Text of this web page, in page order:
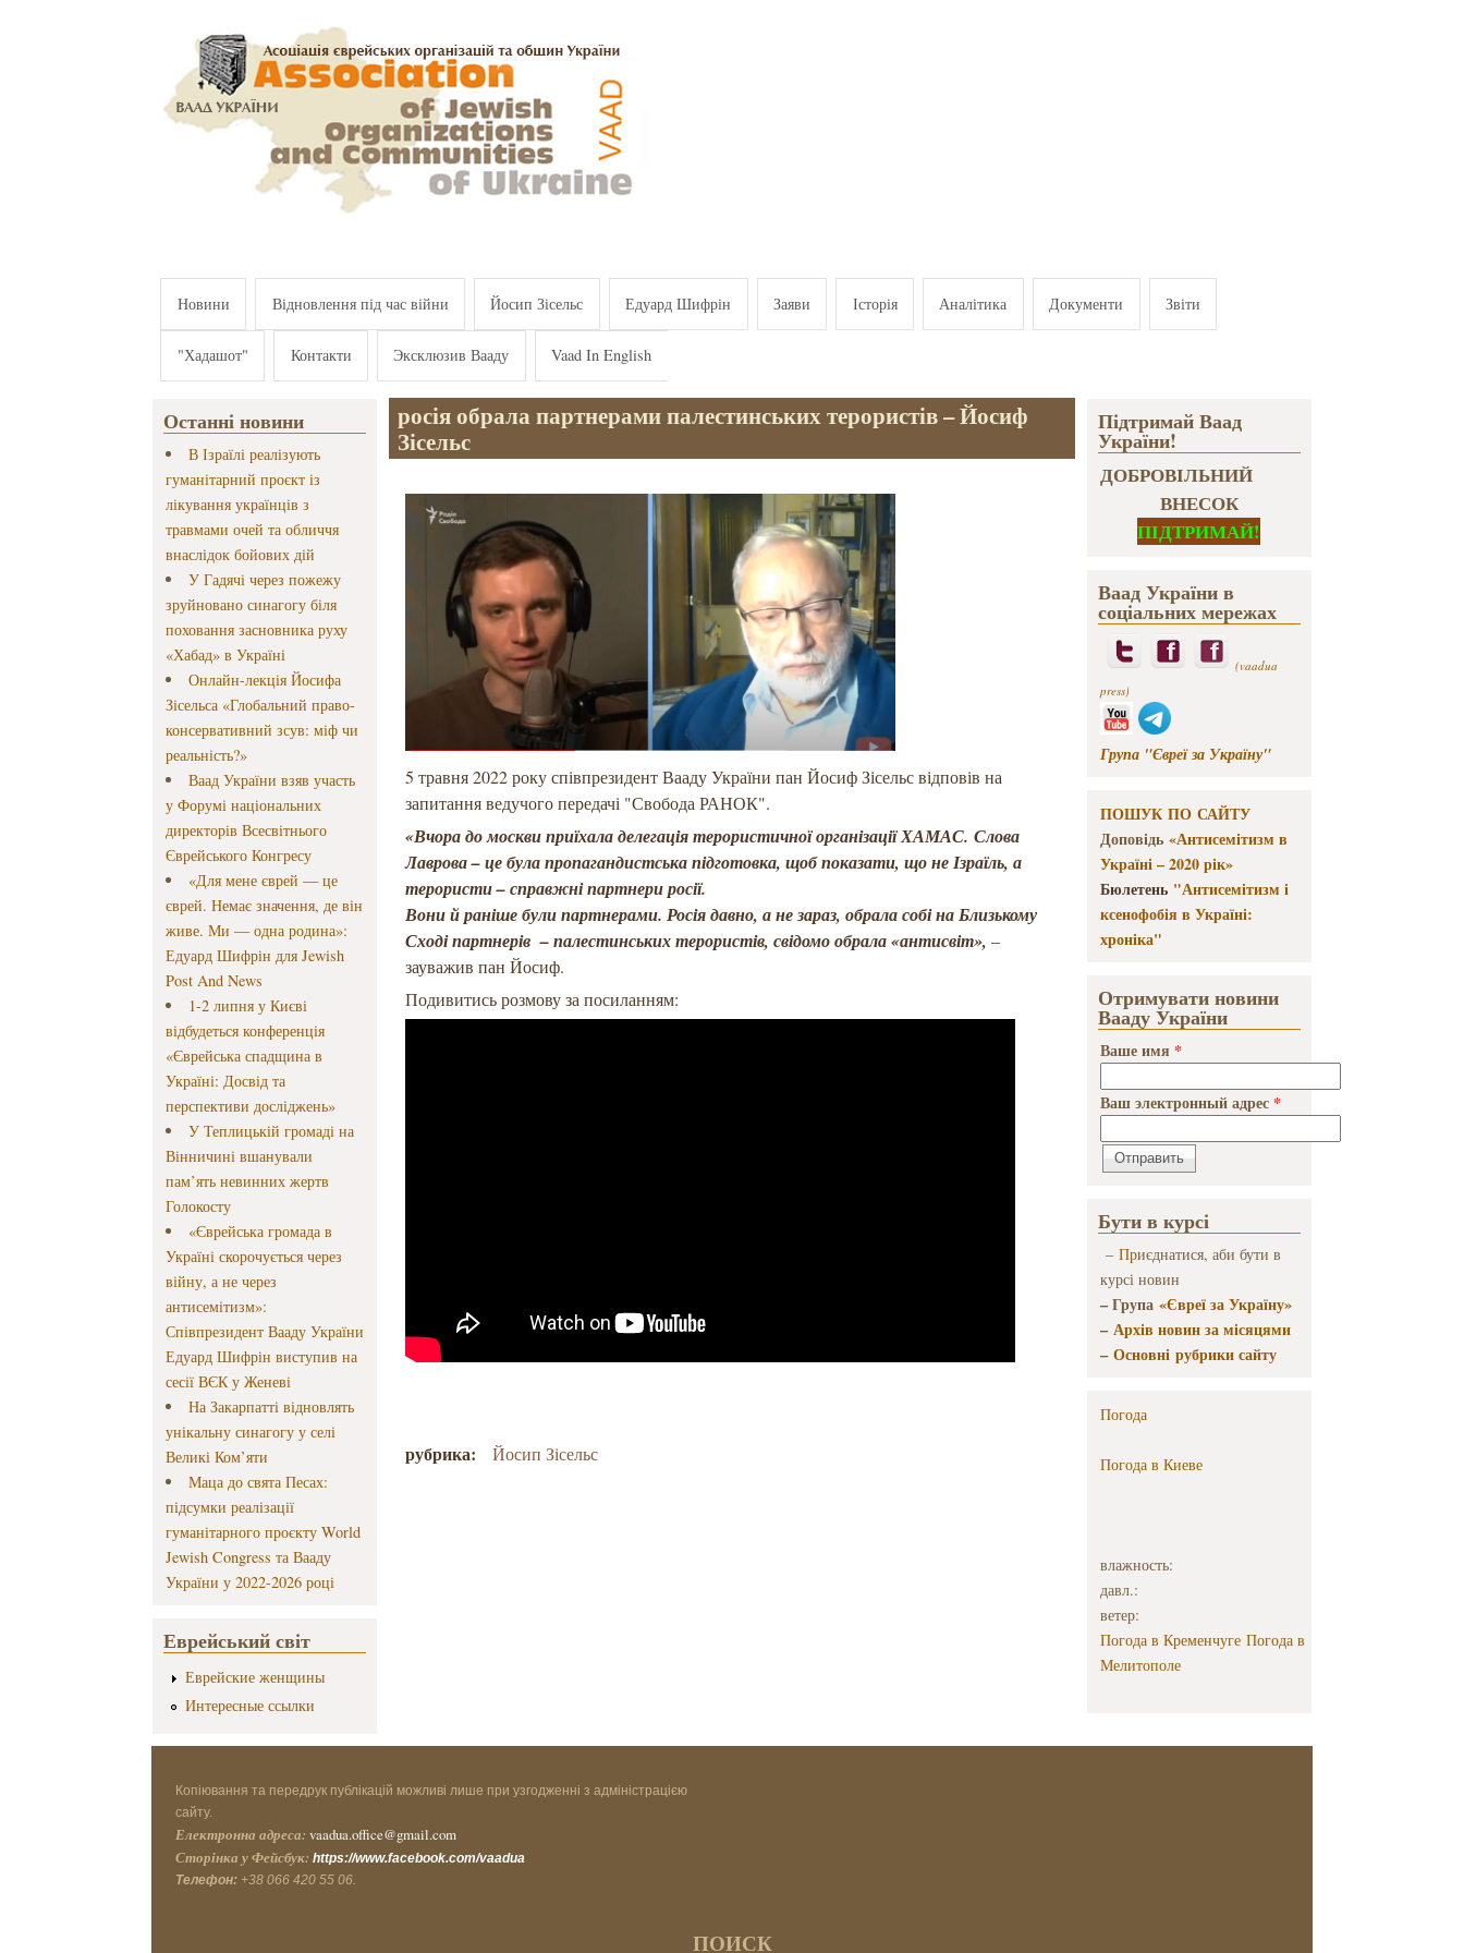
Новини Відновлення під час війни Йосип Зісельс Едуард Шифрін Заяви Історія Аналітика Документи Звіти
"Хадашот" Контакти Эксклюзив Вааду Vaad In English
Останні новини
В Ізраїлі реалізують
гуманітарний проєкт із
лікування українців з
травмами очей та обличчя
внаслідок бойових дій
У Гадячі через пожежу
зруйновано синагогу біля
поховання засновника руху
«Хабад» в Україні
Онлайн-лекція Йосифа
Зісельса «Глобальний право-
консервативний зсув: міф чи
реальність?»
Ваад України взяв участь
у Форумі національних
директорів Всесвітнього
Єврейського Конгресу
«Для мене єврей — це
єврей. Немає значення, де він
живе. Ми — одна родина»:
Едуард Шифрін для Jewish
Post And News
1-2 липня у Києві
відбудеться конференція
«Єврейська спадщина в
Україні: Досвід та
перспективи досліджень»
У Теплицькій громаді на
Вінничині вшанували
пам’ять невинних жертв
Голокосту
«Єврейська громада в
Україні скорочується через
війну, а не через
антисемітизм»:
Співпрезидент Вааду України
Едуард Шифрін виступив на
сесії ВЄК у Женеві
На Закарпатті відновлять
унікальну синагогу у селі
Великі Ком’яти
Маца до свята Песах:
підсумки реалізації
гуманітарного проєкту World
Jewish Congress та Вааду
України у 2022-2026 році
Еврейський світ
Еврейские женщины
Интересные ссылки
росія обрала партнерами палестинських терористів – Йосиф
Зісельс
5 травня 2022 року співпрезидент Вааду України пан Йосиф Зісельс відповів на
запитання ведучого передачі "Свобода РАНОК".
«Вчора до москви приїхала делегація терористичної організації ХАМАС. Слова
Лаврова – це була пропагандистська підготовка, щоб показати, що не Ізраїль, а
терористи – справжні партнери росії.
Вони й раніше були партнерами. Росія давно, а не зараз, обрала собі на Близькому
Сході партнерів – палестинських терористів, свідомо обрала «антисвіт», –
зауважив пан Йосиф.
Подивитись розмову за посиланням:
рубрика: Йосип Зісельс
Підтримай Ваад
України!
ДОБРОВІЛЬНИЙ
ВНЕСОК
ПІДТРИМАЙ!
Ваад України в
соціальних мережах
(vaadua
press)
Група "Євреї за Україну"
ПОШУК ПО САЙТУ
Доповідь «Антисемітизм в
Україні – 2020 рік»
Бюлетень "Антисемітизм і
ксенофобія в Україні:
хроніка"
Отримувати новини
Вааду України
Ваше имя *
Ваш электронный адрес *
Бути в курсі
– Приєднатися, аби бути в
курсі новин
– Група «Євреї за Україну»
–Архів новин за місяцями
–Основні рубрики сайту
Погода
Погода в Киеве
влажность:
давл.:
ветер:
Погода в Кременчуге Погода в
Мелитополе
Копіювання та передрук публікацій можливі лише при узгодженні з адміністрацією
сайту.
Електронна адреса: vaadua.office@gmail.com
Сторінка у Фейсбук: https://www.facebook.com/vaadua
Телефон: +38 066 420 55 06.
ПОИСК